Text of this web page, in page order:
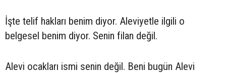
İşte telif hakları benim diyor. Aleviyetle ilgili o
belgesel benim diyor. Senin filan değil.
Alevi ocakları ismi senin değil. Beni bugün Alevi